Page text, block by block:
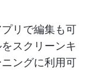
リで編集も可
スクリーンキ
ングに利用可